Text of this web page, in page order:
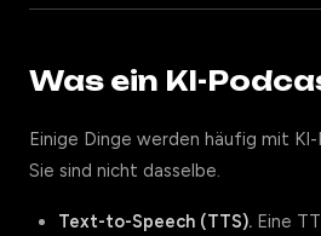
Was ein KI-
Einige Dinge werden häufig mit
Sie sind nicht dasselbe.
Text-to-Speech (TTS). Eine